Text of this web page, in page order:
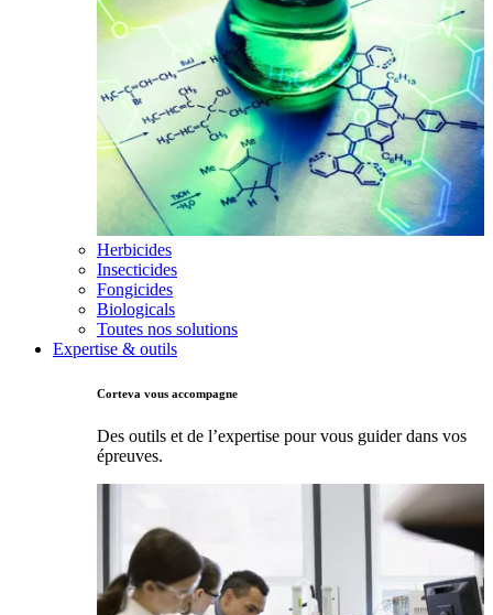
Herbicides
Insecticides
Fongicides
Biologicals
Toutes nos solutions
Expertise & outils
Corteva vous accompagne
Des outils et de l’expertise pour vous guider dans vos
épreuves.